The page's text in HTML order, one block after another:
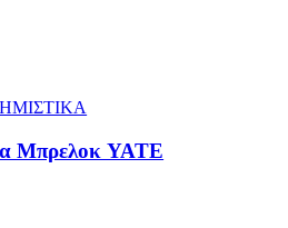
Μπρελοκ YATE